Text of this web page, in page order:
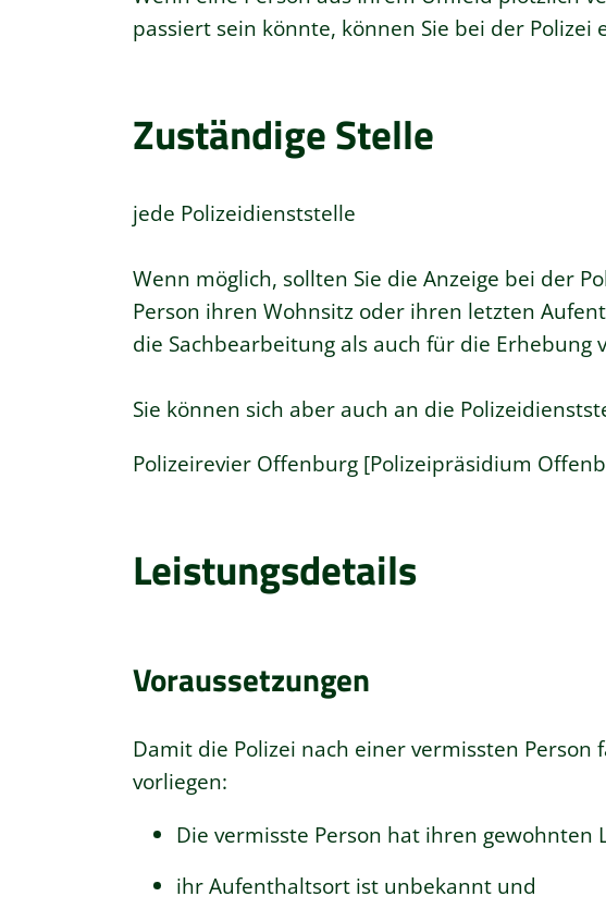
passiert sein könnte, können Sie bei der Polizei
Zuständige Stelle
jede Polizeidienststelle
Wenn möglich, sollten Sie die Anzeige bei der
Person ihren Wohnsitz oder ihren letzten
die Sachbearbeitung als auch für die
Sie können sich aber auch an die
Polizeirevier Offenburg [Polizeipräsidium
Leistungsdetails
Voraussetzungen
Damit die Polizei nach einer vermissten
vorliegen:
Die vermisste Person hat ihren gewohnten
ihr Aufenthaltsort ist unbekannt und